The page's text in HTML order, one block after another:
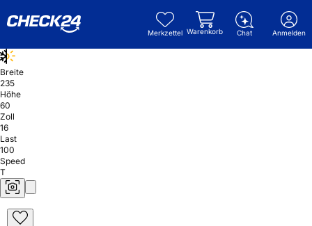
Merkzettel Warenkorb Chat Anmelden
Breite
235
Höhe
60
Zoll
16
Last
100
Speed
T